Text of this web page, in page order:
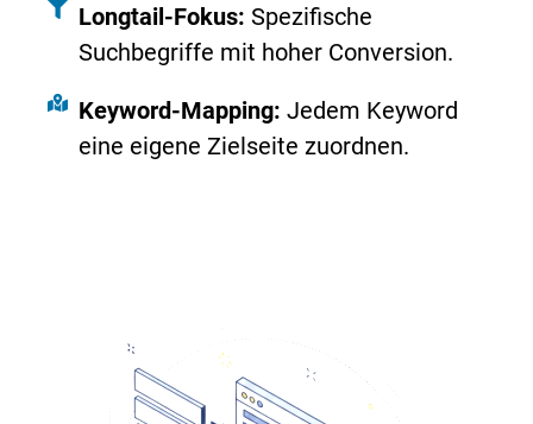
Longtail-Fokus: Spezifische
Suchbegriffe mit hoher Conversion.
Keyword-Mapping: Jedem Keyword
eine eigene Zielseite zuordnen.